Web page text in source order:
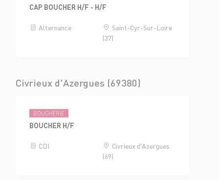
CAP BOUCHER H/F - H/F
Alternance
Saint-Cyr-Sur-Loire
(37)
Civrieux d'Azergues (69380)
BOUCHERIE
BOUCHER H/F
CDI
Civrieux d'Azergues
(69)